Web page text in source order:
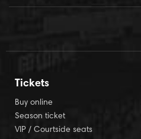
Tickets
Buy online
Season ticket
VIP / Courtside seats